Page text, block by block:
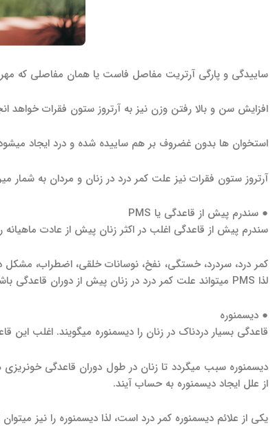
ساییدگی و پارگی آرتریت مفاصل فاست یا همان مفاصلی که
افزایش سن و بالا رفتن وزن نیز به آرتروز ستون فقرات
استخوان ها بدون غضروف بر هم ساییده شده و درد ایجاد
آرتروز ستون فقرات نیز علت کمر درد در زنان و مردان به شمار
● سندرم پیش از قاعدگی یا PMS
سندرم پیش از قاعدگی اغلب در اکثر زنان پیش از عادت ماهیانه
کمر درد، سردرد، خستگی، نفخ، نوسانات خلقی، اضطراب، مشکل
لذا PMS می­تواند علت کمر درد در زنان پیش از دوران قاعدگی باشد.
● دیسمنوره
قاعدگی بسیار دردناک در زنان را دیسمنوره می­گویند. اغلب این قاعدگی در زنان زیر 20 سال که سیگاری بوده و سابقه خانوادگی
دیسمنوره سبب می­گردد تا زنان در طول دوران قاعدگی خونریزی
از علل ایجاد دیسمنوره به حساب آیند.
یکی از علائم دیسمنوره کمر درد است، لذا دیسمنوره را نیز